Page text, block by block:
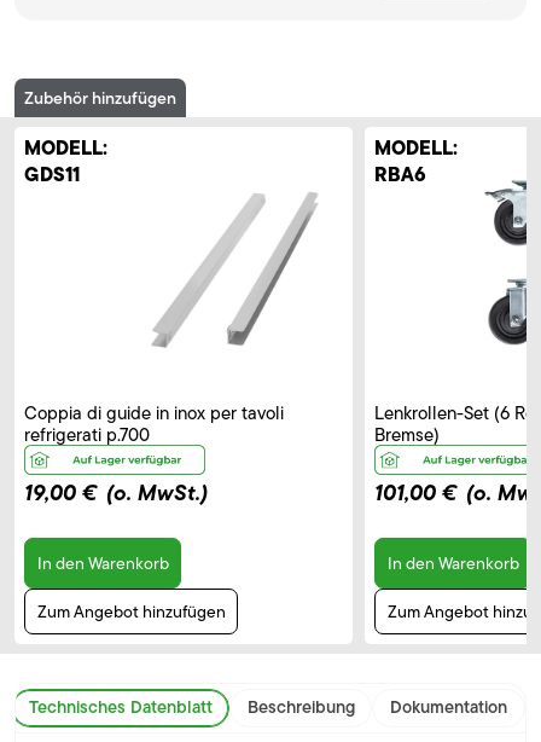
Zubehör hinzufügen
MODELL:
GDS11
Coppia di guide in inox per tavoli
refrigerati p.700
19,00 € (o. MwSt.)
In den Warenkorb
Zum Angebot hinzufügen
MODELL:
RBA6
Lenkrollen-Set (6
Bremse)
101,00 € (o.
In den Warenkorb
Zum Angebot
Technisches Datenblatt Beschreibung Dokumentation